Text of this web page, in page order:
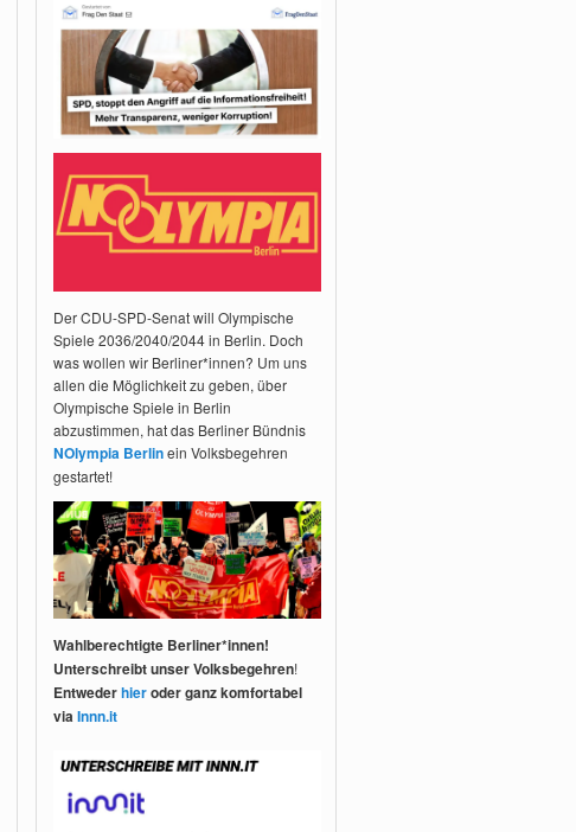
Der CDU-SPD-Senat will Olympische
Spiele 2036/2040/2044 in Berlin. Doch
was wollen wir Berliner*innen? Um uns
allen die Möglichkeit zu geben, über
Olympische Spiele in Berlin
abzustimmen, hat das Berliner Bündnis
NOlympia Berlinein Volksbegehren
gestartet!
Wahlberechtigte Berliner*innen!
Unterschreibt unser Volksbegehren!
Entwederhieroder ganz komfortabel
viaInnn.it